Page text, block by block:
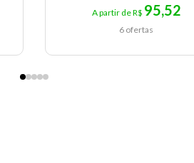
A partir de R$ 95,52
6 ofertas